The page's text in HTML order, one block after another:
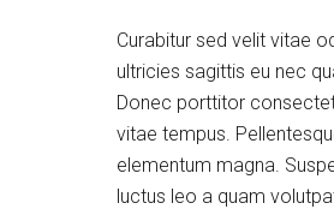
Curabitur sed velit vitae
ultricies sagittis eu nec
Donec porttitor
vitae tempus.
elementum magna.
luctus leo a quam